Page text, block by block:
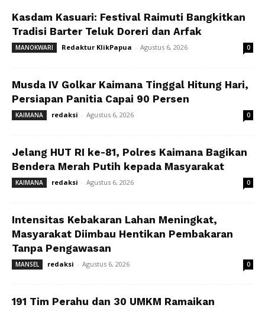
Kasdam Kasuari: Festival Raimuti Bangkitkan
Tradisi Barter Teluk Doreri dan Arfak
MANOKWARI Redaktur KlikPapua - Agustus 6, 2026 0
Musda IV Golkar Kaimana Tinggal Hitung Hari,
Persiapan Panitia Capai 90 Persen
KAIMANA redaksi - Agustus 6, 2026 0
Jelang HUT RI ke-81, Polres Kaimana Bagikan
Bendera Merah Putih kepada Masyarakat
KAIMANA redaksi - Agustus 6, 2026 0
Intensitas Kebakaran Lahan Meningkat,
Masyarakat Diimbau Hentikan Pembakaran
Tanpa Pengawasan
MANSEL redaksi - Agustus 6, 2026 0
191 Tim Perahu dan 30 UMKM Ramaikan